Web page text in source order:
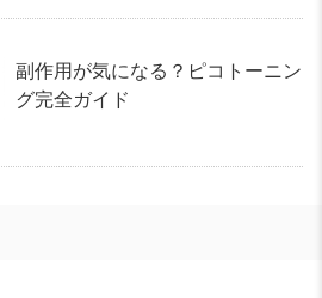
副作用が気になる？ピコトーニン
グ完全ガイド